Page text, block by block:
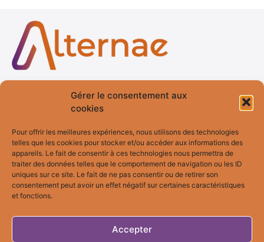
Gérer le consentement aux
cookies
Pour offrir les meilleures expériences, nous utilisons des technologies
telles que les cookies pour stocker et/ou accéder aux informations des
appareils. Le fait de consentir à ces technologies nous permettra de
traiter des données telles que le comportement de navigation ou les ID
uniques sur ce site. Le fait de ne pas consentir ou de retirer son
consentement peut avoir un effet négatif sur certaines caractéristiques
et fonctions.
Accepter
Accueil Services
Blog
Fresques
Témoignages
Bilan de
Compétences
Contact